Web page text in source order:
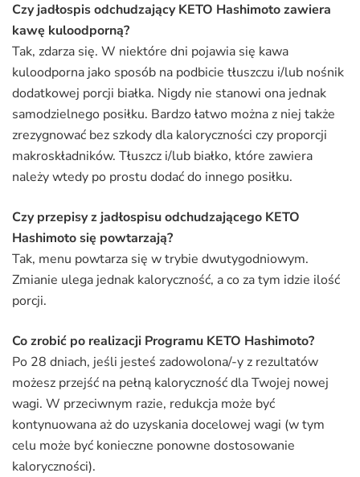
Czy jadłospis odchudzający KETO Hashimoto zawiera
kawę kuloodporną?
Tak, zdarza się. W niektóre dni pojawia się kawa
kuloodporna jako sposób na podbicie tłuszczu i/lub nośnik
dodatkowej porcji białka. Nigdy nie stanowi ona jednak
samodzielnego posiłku. Bardzo łatwo można z niej także
zrezygnować bez szkody dla kaloryczności czy proporcji
makroskładników. Tłuszcz i/lub białko, które zawiera
należy wtedy po prostu dodać do innego posiłku.
Czy przepisy z jadłospisu odchudzającego KETO
Hashimoto się powtarzają?
Tak, menu powtarza się w trybie dwutygodniowym.
Zmianie ulega jednak kaloryczność, a co za tym idzie ilość
porcji.
Co zrobić po realizacji Programu KETO Hashimoto?
Po 28 dniach, jeśli jesteś zadowolona/-y z rezultatów
możesz przejść na pełną kaloryczność dla Twojej nowej
wagi. W przeciwnym razie, redukcja może być
kontynuowana aż do uzyskania docelowej wagi (w tym
celu może być konieczne ponowne dostosowanie
kaloryczności).